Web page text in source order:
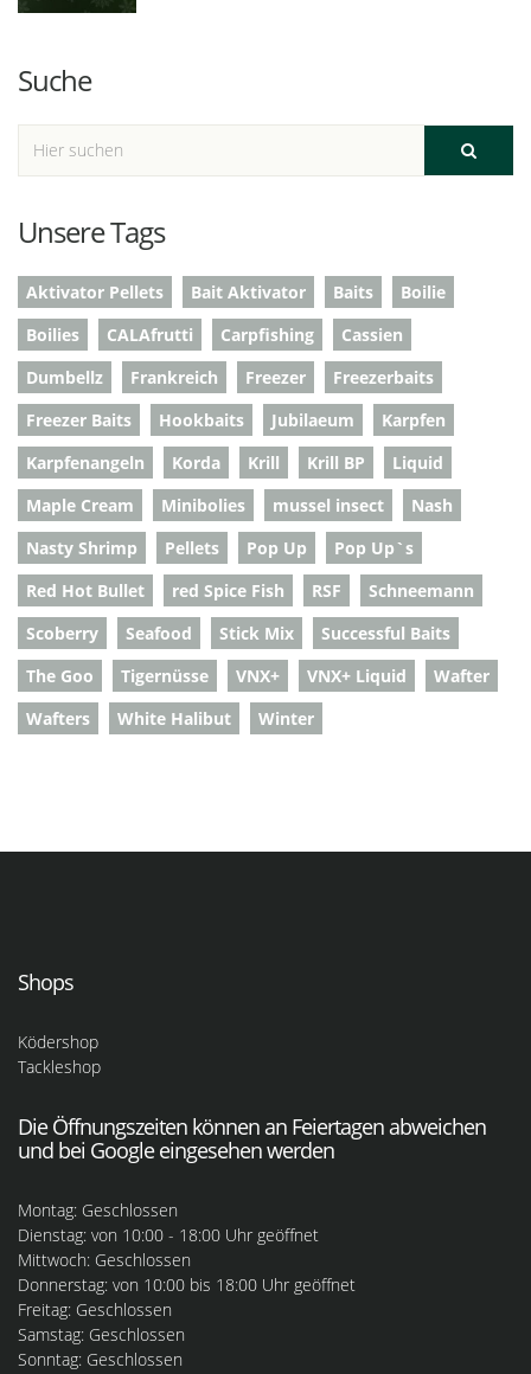
Suche
Unsere Tags
Aktivator Pellets Bait Aktivator Baits
Boilie
Boilies
CALAfrutti Carpfishing
Cassien
Dumbellz
Frankreich Freezer
Freezerbaits
Freezer Baits
Hookbaits Jubilaeum
Karpfen
Karpfenangeln
Korda Krill Krill BP
Liquid
Maple Cream
Minibolies mussel insect
Nash
Nasty Shrimp
Pellets Pop Up
Pop Up`s
Red Hot Bullet
red Spice Fish RSF
Schneemann
Scoberry
Seafood Stick Mix
Successful Baits
The Goo
Tigernüsse VNX+ VNX+ Liquid
Wafter
Wafters
White Halibut Winter
Shops
Ködershop
Tackleshop
Die Öffnungszeiten können an Feiertagen abweichen
und bei Google eingesehen werden
Montag: Geschlossen
Dienstag: von 10:00 - 18:00 Uhr geöffnet
Mittwoch: Geschlossen
Donnerstag: von 10:00 bis 18:00 Uhr geöffnet
Freitag: Geschlossen
Samstag: Geschlossen
Sonntag: Geschlossen